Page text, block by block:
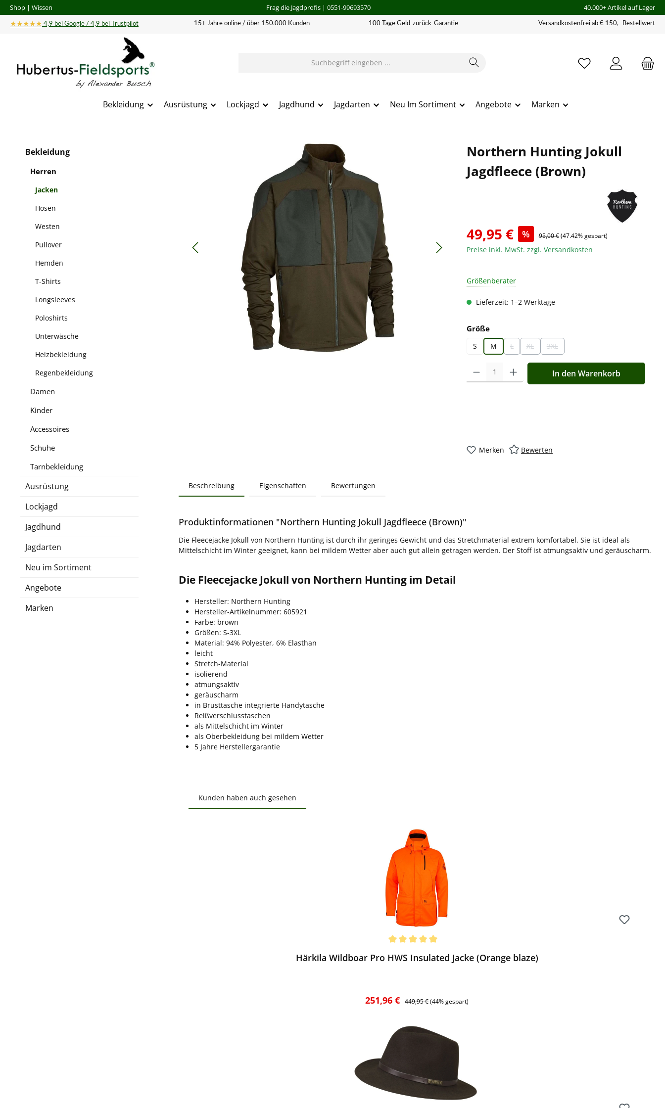
Hauptinhalt springen
Zur Suche springen
Zur Hauptnavigation springen
Shop | Wissen Frag die Jagdprofis| 0551-99693570 40.000+ Artikel auf Lager
★★★★★ 4,9 bei Google / 4,9 bei Trustpilot 15+ Jahre online / über 150.000 Kunden 100 Tage Geld-zurück-Garantie Versandkostenfrei ab € 150,- Bestellwert
Bekleidung Ausrüstung Lockjagd Jagdhund Jagdarten Neu Im Sortiment Angebote Marken
Bekleidung
Herren
Jacken
Hosen
Westen
Pullover
Hemden
T-Shirts
Longsleeves
Poloshirts
Unterwäsche
Heizbekleidung
Regenbekleidung
Damen
Kinder
Accessoires
Schuhe
Tarnbekleidung
Ausrüstung
Lockjagd
Jagdhund
Jagdarten
Neu im Sortiment
Angebote
Marken
Northern Hunting Jokull
Jagdfleece (Brown)
49,95 € % 95,00 €(47.42% gespart)
Preise inkl. MwSt. zzgl. Versandkosten
Größenberater
Lieferzeit: 1–2 Werktage
Größeauswählen
S M L
(Diese Option ist zurzeit nicht verfügbar.)
XL
(Diese Option ist zurzeit nicht verfügbar.)
3XL
(Diese Option ist zurzeit nicht verfügbar.)
Produkt Anzahl: Gib den gewünschten Wert ein oder
In den Warenkorb
Merken Bewerten
Beschreibung Eigenschaften Bewertungen
Produktinformationen "Northern Hunting Jokull Jagdfleece (Brown)"
Die Fleecejacke Jokull von Northern Hunting ist durch ihr geringes Gewicht und das Stretchmaterial extrem komfortabel. Sie ist ideal als
Mittelschicht im Winter geeignet, kann bei mildem Wetter aber auch gut allein getragen werden. Der Stoff ist atmungsaktiv und geräuscharm.
Die Fleecejacke Jokull von Northern Hunting im Detail
Hersteller: Northern Hunting
Hersteller-Artikelnummer: 605921
Farbe: brown
Größen: S-3XL
Material: 94% Polyester, 6% Elasthan
leicht
Stretch-Material
isolierend
atmungsaktiv
geräuscharm
in Brusttasche integrierte Handytasche
Reißverschlusstaschen
als Mittelschicht im Winter
als Oberbekleidung bei mildem Wetter
5 Jahre Herstellergarantie
Kunden haben auch gesehen
Härkila Wildboar Pro HWS Insulated Jacke (Orange blaze)
Verkaufspreis:
251,96 € Regulärer Preis:
449,95 €(44% gespart)